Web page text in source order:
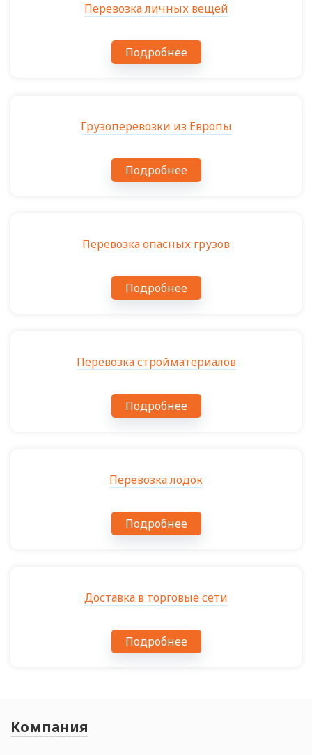
Перевозка личных вещей
Подробнее
Грузоперевозки из Европы
Подробнее
Перевозка опасных грузов
Подробнее
Перевозка стройматериалов
Подробнее
Перевозка лодок
Подробнее
Доставка в торговые сети
Подробнее
Компания